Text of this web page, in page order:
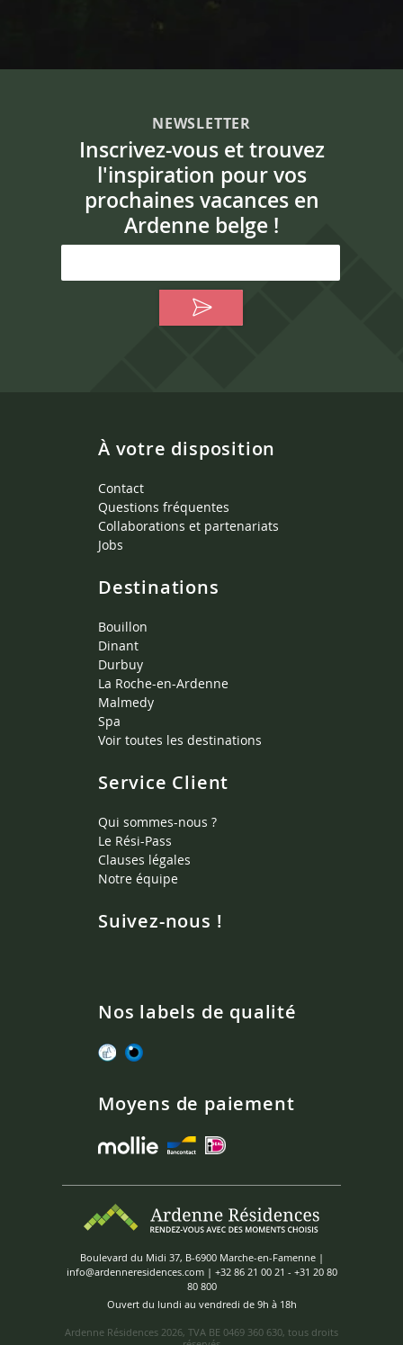
NEWSLETTER
Inscrivez-vous et trouvez
l'inspiration pour vos
prochaines vacances en
Ardenne belge !
À votre disposition
Contact
Questions fréquentes
Collaborations et partenariats
Jobs
Destinations
Bouillon
Dinant
Durbuy
La Roche-en-Ardenne
Malmedy
Spa
Voir toutes les destinations
Service Client
Qui sommes-nous ?
Le Rési-Pass
Clauses légales
Notre équipe
Suivez-nous !
Nos labels de qualité
Moyens de paiement
Boulevard du Midi 37, B-6900 Marche-en-Famenne |
info@ardenneresidences.com| +32 86 21 00 21 - +31 20 80
80 800
Ouvert du lundi au vendredi de 9h à 18h
Ardenne Résidences 2026, TVA BE 0469 360 630, tous droits